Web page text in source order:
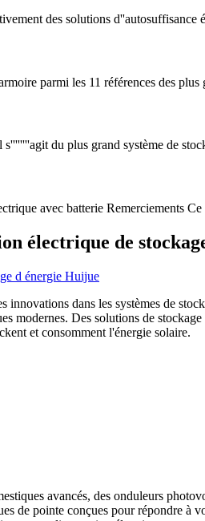
des solutions d''autosuffisance
parmi les 11 références des
du plus grand système de
avec batterie Remerciements
électrique de
dans les systèmes de
modernes. Des solutions de
et consomment l'énergie solaire.
avancés, des onduleurs
de pointe conçues pour répondre